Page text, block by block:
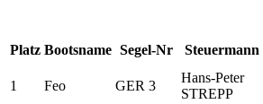
Platz Bootsname Segel-Nr Steuermann
1
Feo GER 3
Hans-Peter
STREPP